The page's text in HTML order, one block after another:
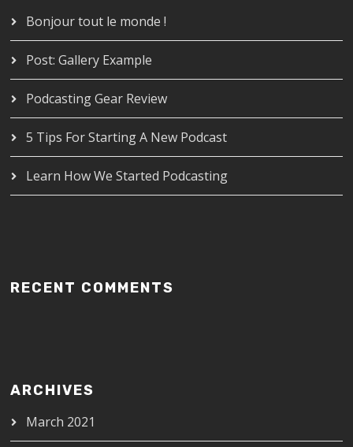
Bonjour tout le monde !
Post: Gallery Example
Podcasting Gear Review
5 Tips For Starting A New Podcast
Learn How We Started Podcasting
RECENT COMMENTS
ARCHIVES
March 2021